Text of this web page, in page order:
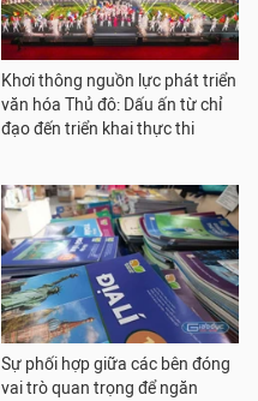
Khơi thông nguồn lực phát triển
văn hóa Thủ đô: Dấu ấn từ chỉ
đạo đến triển khai thực thi
Sự phối hợp giữa các bên đóng
vai trò quan trọng để ngăn